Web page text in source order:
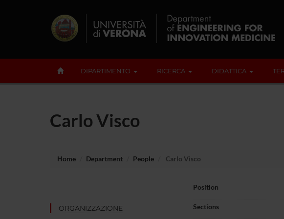
DIPARTIMENTO RICERCA DIDATTICA
Carlo Visco
Home Department People Carlo Visco
ORGANIZZAZIONE
Position
Sections